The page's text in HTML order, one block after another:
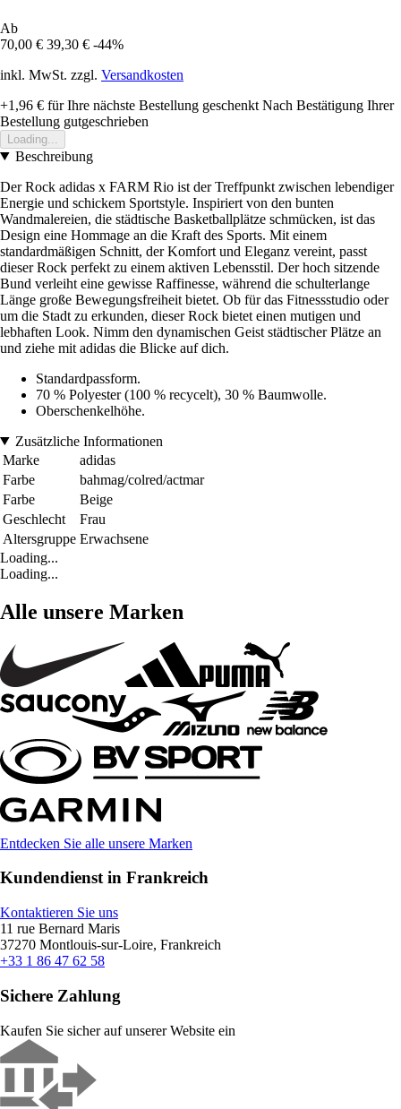
Ab
70,00 € 39,30 € -44%
inkl. MwSt. zzgl. Versandkosten
+1,96 € für Ihre nächste Bestellung geschenkt Nach Bestätigung Ihrer
Bestellung gutgeschrieben
Loading...
Beschreibung
Der Rock adidas x FARM Rio ist der Treffpunkt zwischen lebendiger
Energie und schickem Sportstyle. Inspiriert von den bunten
Wandmalereien, die städtische Basketballplätze schmücken, ist das
Design eine Hommage an die Kraft des Sports. Mit einem
standardmäßigen Schnitt, der Komfort und Eleganz vereint, passt
dieser Rock perfekt zu einem aktiven Lebensstil. Der hoch sitzende
Bund verleiht eine gewisse Raffinesse, während die schulterlange
Länge große Bewegungsfreiheit bietet. Ob für das Fitnessstudio oder
um die Stadt zu erkunden, dieser Rock bietet einen mutigen und
lebhaften Look. Nimm den dynamischen Geist städtischer Plätze an
und ziehe mit adidas die Blicke auf dich.
Standardpassform.
70 % Polyester (100 % recycelt), 30 % Baumwolle.
Oberschenkelhöhe.
Zusätzliche Informationen
Marke
adidas
Farbe
bahmag/colred/actmar
Farbe
Beige
Geschlecht
Frau
Altersgruppe Erwachsene
Loading...
Loading...
Alle unsere Marken
Entdecken Sie alle unsere Marken
Kundendienst in Frankreich
Kontaktieren Sie uns
11 rue Bernard Maris
37270 Montlouis-sur-Loire, Frankreich
+33 1 86 47 62 58
Sichere Zahlung
Kaufen Sie sicher auf unserer Website ein